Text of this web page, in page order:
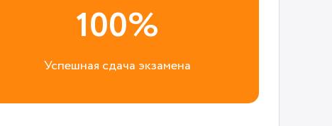
100%
Успешная сдача экзамена